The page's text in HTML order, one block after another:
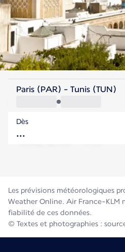
Tunisie
Tunisie
Durée du vol
Paris (PAR) - Tunis (TUN)
Dès
Les prévisions météorologiques
Weather Online. Air France-KLM
fiabilité de ces données.
© Textes et photographies :